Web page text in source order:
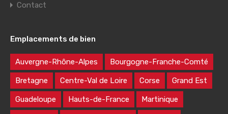
Contact
Emplacements de bien
Auvergne-Rhône-Alpes Bourgogne-Franche-Comté
Bretagne Centre-Val de Loire Corse Grand Est
Guadeloupe Hauts-de-France Martinique